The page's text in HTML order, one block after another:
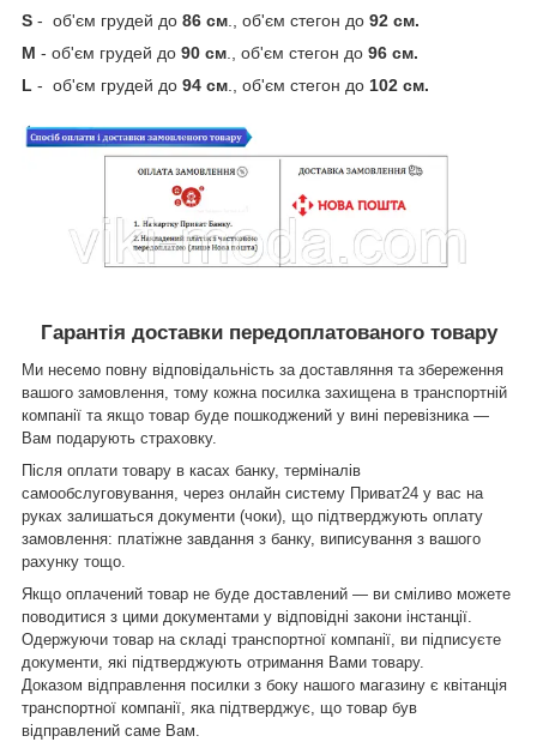
S - об'єм грудей до 86 см., об'єм стегон до 92 см.
M - об'єм грудей до 90 см., об'єм стегон до 96 см.
L - об'єм грудей до 94 см., об'єм стегон до 102 см.
Гарантія доставки передоплатованого товару
Ми несемо повну відповідальність за доставляння та збереження
вашого замовлення, тому кожна посилка захищена в транспортній
компанії та якщо товар буде пошкоджений у вині перевізника —
Вам подарують страховку.
Після оплати товару в касах банку, терміналів
самообслуговування, через онлайн систему Приват24 у вас на
руках залишаться документи (чоки), що підтверджують оплату
замовлення: платіжне завдання з банку, виписування з вашого
рахунку тощо.
Якщо оплачений товар не буде доставлений — ви сміливо можете
поводитися з цими документами у відповідні закони інстанції.
Одержуючи товар на складі транспортної компанії, ви підписуєте
документи, які підтверджують отримання Вами товару.
Доказом відправлення посилки з боку нашого магазину є квітанція
транспортної компанії, яка підтверджує, що товар був
відправлений саме Вам.